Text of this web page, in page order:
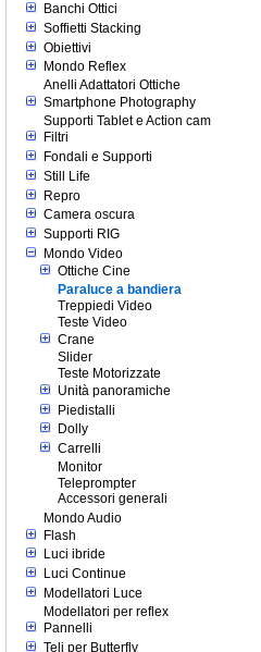
Banchi Ottici
Soffietti Stacking
Obiettivi
Mondo Reflex
Anelli Adattatori Ottiche
Smartphone Photography
Supporti Tablet e Action cam
Filtri
Fondali e Supporti
Still Life
Repro
Camera oscura
Supporti RIG
Mondo Video
Ottiche Cine
Paraluce a bandiera
Treppiedi Video
Teste Video
Crane
Slider
Teste Motorizzate
Unità panoramiche
Piedistalli
Dolly
Carrelli
Monitor
Teleprompter
Accessori generali
Mondo Audio
Flash
Luci ibride
Luci Continue
Modellatori Luce
Modellatori per reflex
Pannelli
Teli per Butterfly